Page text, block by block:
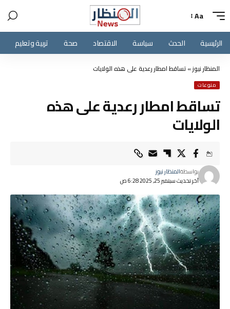
Aa
الرئيسية الحدث سياسة الاقتصاد صحة تربية وتعليم
المنظار نيوز»تساقط امطار رعدية على هذه الولايات
منوعات
تساقط امطار رعدية على هذه
الولايات
آخر تحديث سبتمبر 25, 2025 6:28 ص
بواسطةالمنظار نيوز